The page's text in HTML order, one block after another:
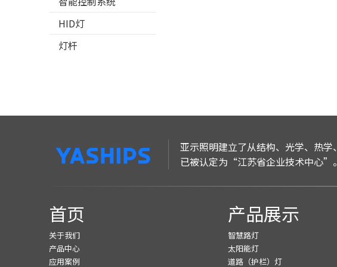
HID灯
灯杆
亚示照明建立了从结构、光学、热
已被认定为“江苏省企业技术中心”。
首页
关于我们
产品中心
应用案例
产品展示
智慧路灯
太阳能灯
道路（护栏）灯